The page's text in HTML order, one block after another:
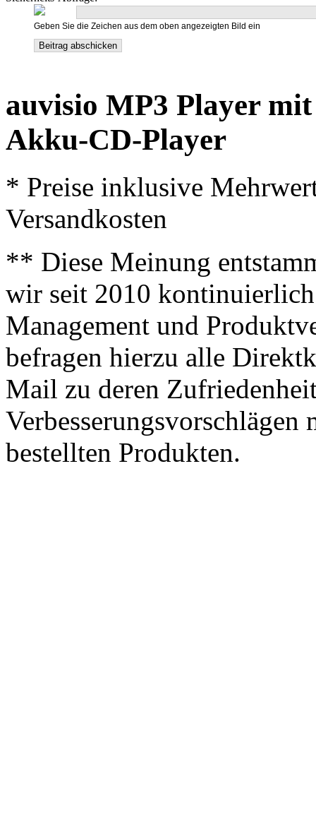
Geben Sie die Zeichen aus dem oben angezeigten Bild ein
auvisio MP3 Player
Akku-CD-Player
* Preise inklusive
Versandkosten
** Diese Meinung
wir seit 2010
Management und
befragen hierzu alle
Mail zu deren
bestellten Produkten.